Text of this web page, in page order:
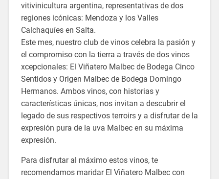
vitivinicultura argentina, representativas de dos
regiones icónicas: Mendoza y los Valles
Calchaquíes en Salta.
Este mes, nuestro club de vinos celebra la pasión y
el compromiso con la tierra a través de dos vinos
xcepcionales: El Viñatero Malbec de Bodega Cinco
Sentidos y Origen Malbec de Bodega Domingo
Hermanos. Ambos vinos, con historias y
características únicas, nos invitan a descubrir el
legado de sus respectivos terroirs y a disfrutar de la
expresión pura de la uva Malbec en su máxima
expresión.
Para disfrutar al máximo estos vinos, te
recomendamos maridar El Viñatero Malbec con